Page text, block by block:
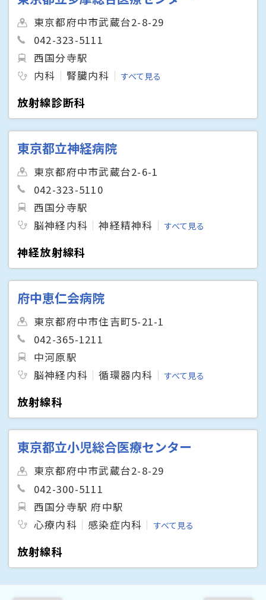
東京都府中市武蔵台2-8-29
042-323-5111
西国分寺駅
内科
腎臓内科 すべて見る
放射線診断科
東京都立神経病院
東京都府中市武蔵台2-6-1
042-323-5110
西国分寺駅
脳神経内科
神経精神科 すべて見る
神経放射線科
府中恵仁会病院
東京都府中市住吉町5-21-1
042-365-1211
中河原駅
脳神経内科
循環器内科 すべて見る
放射線科
東京都立小児総合医療センター
東京都府中市武蔵台2-8-29
042-300-5111
西国分寺駅 府中駅
心療内科
感染症内科 すべて見る
放射線科